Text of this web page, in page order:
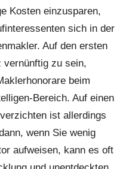
Kosten einzusparen,
sich in der
Auf den ersten
vernünftig zu sein,
beim
Bereich. Auf einen
ist allerdings
wenn Sie wenig
aufweisen, kann es oft